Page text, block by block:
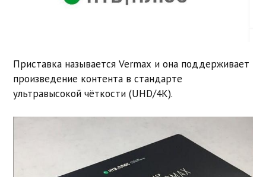
Приставка называется Vermax и она поддерживает
произведение контента в стандарте
ультравысокой чёткости (UHD/4K).